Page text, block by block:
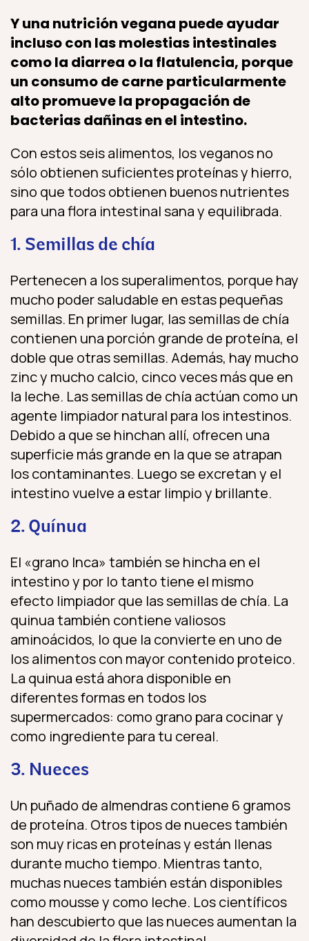
Y una nutrición vegana puede ayudar
incluso con las molestias intestinales
como la diarrea o la flatulencia, porque
un consumo de carne particularmente
alto promueve la propagación de
bacterias dañinas en el intestino.
Con estos seis alimentos, los veganos no
sólo obtienen suficientes proteínas y hierro,
sino que todos obtienen buenos nutrientes
para una flora intestinal sana y equilibrada.
1. Semillas de chía
Pertenecen a los superalimentos, porque hay
mucho poder saludable en estas pequeñas
semillas. En primer lugar, las semillas de chía
contienen una porción grande de proteína, el
doble que otras semillas. Además, hay mucho
zinc y mucho calcio, cinco veces más que en
la leche. Las semillas de chía actúan como un
agente limpiador natural para los intestinos.
Debido a que se hinchan allí, ofrecen una
superficie más grande en la que se atrapan
los contaminantes. Luego se excretan y el
intestino vuelve a estar limpio y brillante.
2. Quínua
El «grano Inca» también se hincha en el
intestino y por lo tanto tiene el mismo
efecto limpiador que las semillas de chía. La
quinua también contiene valiosos
aminoácidos, lo que la convierte en uno de
los alimentos con mayor contenido proteico.
La quinua está ahora disponible en
diferentes formas en todos los
supermercados: como grano para cocinar y
como ingrediente para tu cereal.
3. Nueces
Un puñado de almendras contiene 6 gramos
de proteína. Otros tipos de nueces también
son muy ricas en proteínas y están llenas
durante mucho tiempo. Mientras tanto,
muchas nueces también están disponibles
como mousse y como leche. Los científicos
han descubierto que las nueces aumentan la